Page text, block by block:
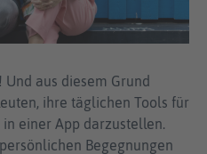
aus diesem Grund
ihre täglichen Tools für
einer App darzustellen.
Begegnungen